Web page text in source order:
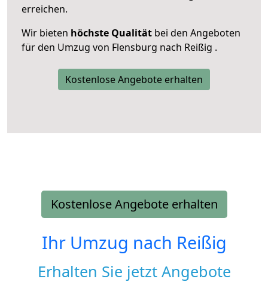
erreichen.
Wir bieten höchste Qualität bei den Angeboten
für den Umzug von Flensburg nach Reißig .
Kostenlose Angebote erhalten
Kostenlose Angebote erhalten
Ihr Umzug nach Reißig
Erhalten Sie jetzt Angebote